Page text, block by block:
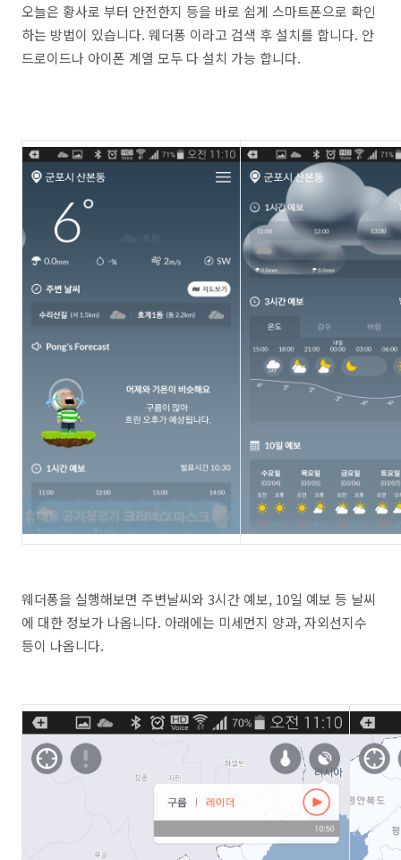
오늘은 황사로 부터 안전한지 등을 바로 쉽게 스마트폰으로 확인
하는 방법이 있습니다. 웨더퐁 이라고 검색 후 설치를 합니다. 안
드로이드나 아이폰 계열 모두 다 설치 가능 합니다.
웨더퐁을 실행해보면 주변날씨와 3시간 예보, 10일 예보 등 날씨
에 대한 정보가 나옵니다. 아래에는 미세먼지 양과, 자외선지수
등이 나옵니다.